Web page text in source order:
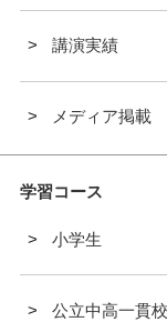
講演実績
メディア掲載
学習コース
小学生
公立中高一貫